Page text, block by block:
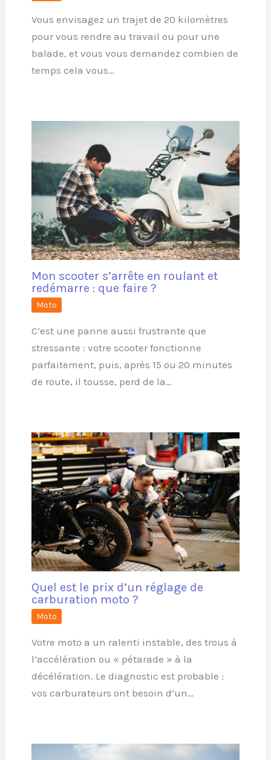
Vous envisagez un trajet de 20 kilomètres
pour vous rendre au travail ou pour une
balade, et vous vous demandez combien de
temps cela vous…
Mon scooter s’arrête en roulant et
redémarre : que faire ?
Moto
C’est une panne aussi frustrante que
stressante : votre scooter fonctionne
parfaitement, puis, après 15 ou 20 minutes
de route, il tousse, perd de la…
Quel est le prix d’un réglage de
carburation moto ?
Moto
Votre moto a un ralenti instable, des trous à
l’accélération ou « pétarade » à la
décélération. Le diagnostic est probable :
vos carburateurs ont besoin d’un…